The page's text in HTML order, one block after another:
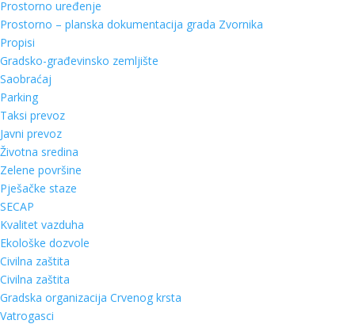
Prostorno uređenje
Prostorno – planska dokumentacija grada Zvornika
Propisi
Gradsko-građevinsko zemljište
Saobraćaj
Parking
Taksi prevoz
Javni prevoz
Životna sredina
Zelene površine
Pješačke staze
SECAP
Kvalitet vazduha
Ekološke dozvole
Civilna zaštita
Civilna zaštita
Gradska organizacija Crvenog krsta
Vatrogasci